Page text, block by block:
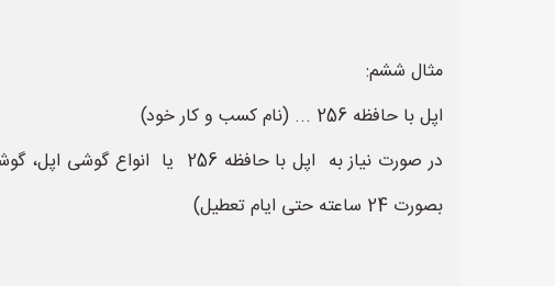
مثال ششم:
اپل با حافظه 256 ... (نام کسب و کار خود)
در صورت نیاز به اپل با
بصورت 24 ساعته حتی ایام تعطیل)